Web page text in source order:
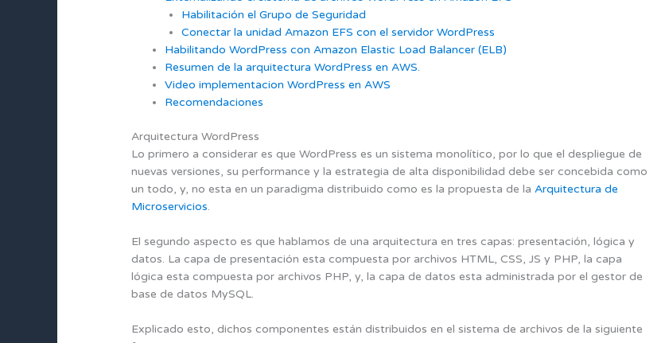
Habilitación el Grupo de Seguridad
Conectar la unidad Amazon EFS con el servidor WordPress
Habilitando WordPress con Amazon Elastic Load Balancer (ELB)
Resumen de la arquitectura WordPress en AWS.
Video implementacion WordPress en AWS
Recomendaciones
Arquitectura WordPress
Lo primero a considerar es que WordPress es un sistema monolítico, por lo que el despliegue de
nuevas versiones, su performance y la estrategia de alta disponibilidad debe ser concebida como
un todo, y, no esta en un paradigma distribuido como es la propuesta de laArquitectura de
Microservicios.
El segundo aspecto es que hablamos de una arquitectura en tres capas: presentación, lógica y
datos. La capa de presentación esta compuesta por archivos HTML, CSS, JS y PHP, la capa
lógica esta compuesta por archivos PHP, y, la capa de datos esta administrada por el gestor de
base de datos MySQL.
Explicado esto, dichos componentes están distribuidos en el sistema de archivos de la siguiente